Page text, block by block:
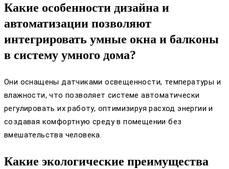
Какие особенности дизайна и
автоматизации позволяют
интегрировать умные окна и балконы
в систему умного дома?
Они оснащены датчиками освещенности, температуры и
влажности, что позволяет системе автоматически
регулировать их работу, оптимизируя расход энергии и
создавая комфортную среду в помещении без
вмешательства человека.
Какие экологические преимущества